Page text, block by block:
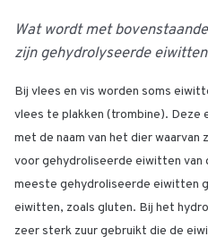
Wat wordt met
zijn gehydrolyseerde
Bij vlees en vis worden soms
vlees te plakken (trombine). Deze
met de naam van het dier
voor gehydroliseerde eiwitten
meeste gehydroliseerde eiwitten
eiwitten, zoals gluten. Bij het
zeer sterk zuur gebruikt die de